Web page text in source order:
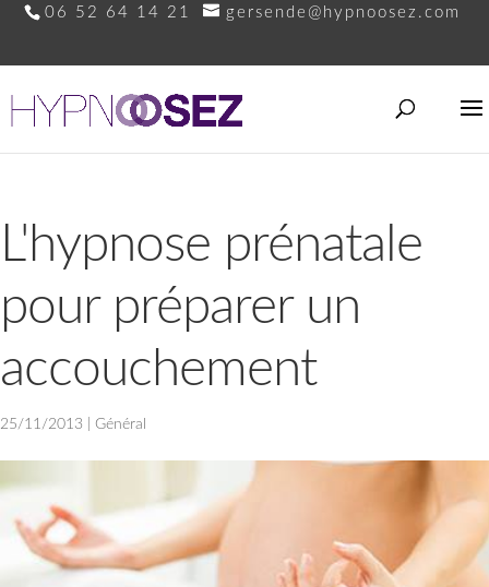
06 52 64 14 21 gersende@hypnoosez.com
L'hypnose prénatale
pour préparer un
accouchement
25/11/2013 Général